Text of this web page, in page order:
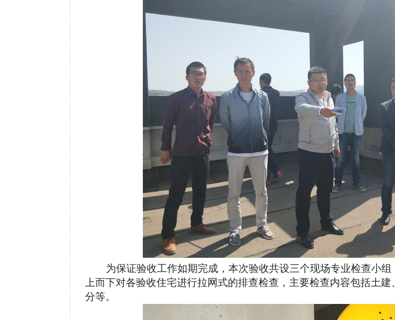
为保证验收工作如期完成，本次验收共设三个现场专业检查小
上而下对各验收住宅进行拉网式的排查检查，主要检查内容包括土
分等。